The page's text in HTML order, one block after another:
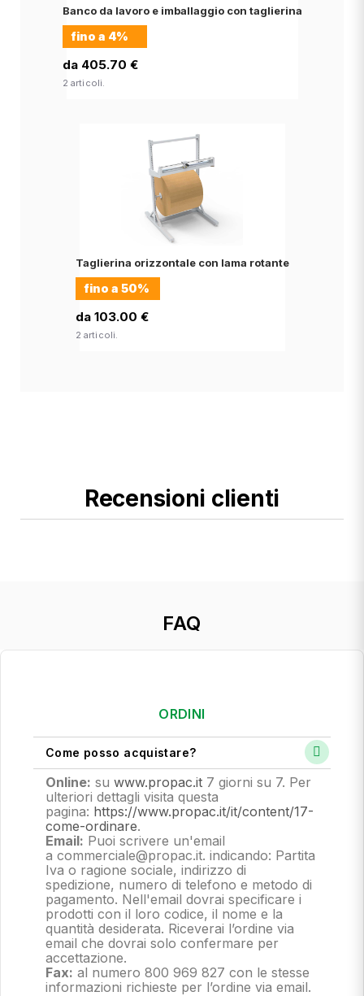
Banco da lavoro e imballaggio con taglierina
fino a 4%
da 405.70 €
2 articoli.
Taglierina orizzontale con lama rotante
fino a 50%
da 103.00 €
2 articoli.
Recensioni clienti
FAQ
ORDINI
Come posso acquistare?
Online: su www.propac.it 7 giorni su 7. Per
ulteriori dettagli visita questa
pagina: https://www.propac.it/it/content/17-
come-ordinare.
Email: Puoi scrivere un'email
a commerciale@propac.it. indicando: Partita
Iva o ragione sociale, indirizzo di
spedizione, numero di telefono e metodo di
pagamento. Nell'email dovrai specificare i
prodotti con il loro codice, il nome e la
quantità desiderata. Riceverai l’ordine via
email che dovrai solo confermare per
accettazione.
Fax: al numero 800 969 827 con le stesse
informazioni richieste per l’ordine via email.